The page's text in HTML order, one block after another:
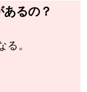
るの？
。